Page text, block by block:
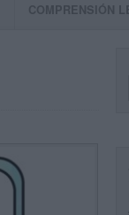
COMPRENSIÓN